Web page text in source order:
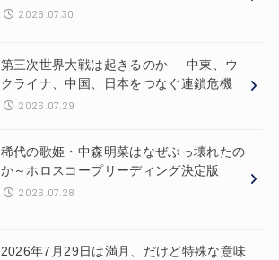
2026.07.30
第三次世界大戦は起きるのか──中東、ウ
クライナ、中国、日本をつなぐ連鎖危機
2026.07.29
稀代の歌姫・中森明菜はなぜぶっ壊れたの
か～ホロスコープリーディング決定版
2026.07.28
2026年7月29日は満月、だけど特殊な意味